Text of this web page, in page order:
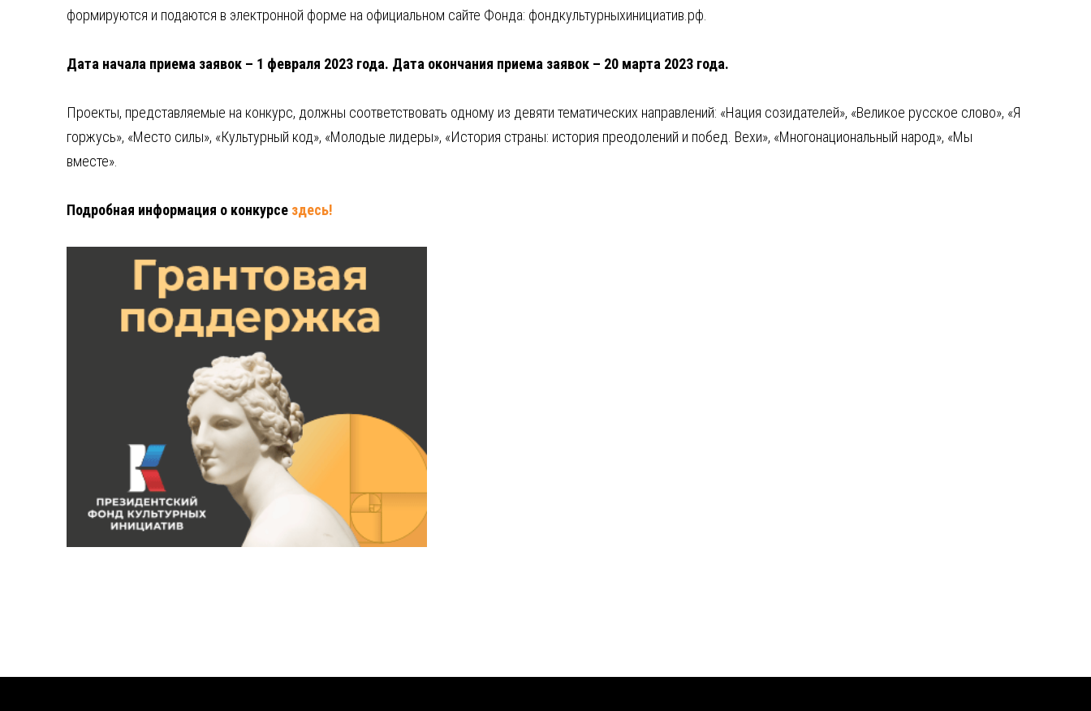
формируются и подаются в электронной форме на официальном сайте Фонда: фондкультурныхинициатив.рф.
Дата начала приема заявок – 1 февраля 2023 года. Дата окончания приема заявок – 20 марта 2023 года.
Проекты, представляемые на конкурс, должны соответствовать одному из девяти тематических направлений: «Нация созидателей», «Великое русское слово», «Я
горжусь», «Место силы», «Культурный код», «Молодые лидеры», «История страны: история преодолений и побед. Вехи», «Многонациональный народ», «Мы
вместе».
Подробная информация о конкурсе здесь!